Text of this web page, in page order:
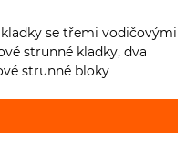
se třemi vodičovými
strunné kladky, dva
strunné bloky